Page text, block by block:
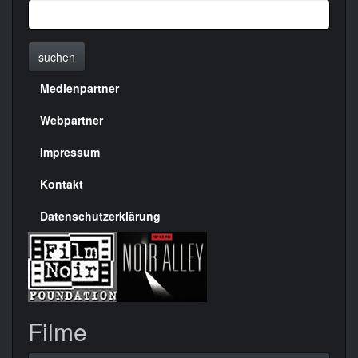
suchen
Menülinks
rechte
Seite
Medienpartner
Webpartner
Impressum
Kontakt
Datenschutzerklärung
Filme